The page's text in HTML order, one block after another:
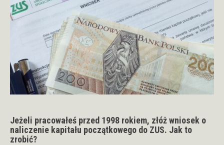
Jeżeli pracowałeś przed 1998 rokiem, złóż wniosek o
naliczenie kapitału początkowego do ZUS. Jak to
zrobić?